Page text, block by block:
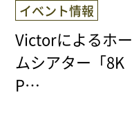
イベント情報
Victorによるホー
ムシアター「8K
P…